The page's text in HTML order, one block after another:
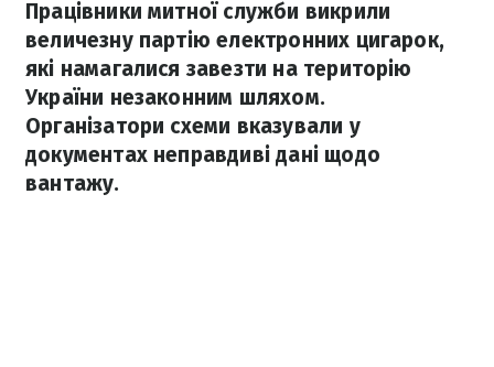
Працівники митної служби викрили
величезну партію електронних цигарок,
які намагалися завезти на територію
України незаконним шляхом.
Організатори схеми вказували у
документах неправдиві дані щодо
вантажу.